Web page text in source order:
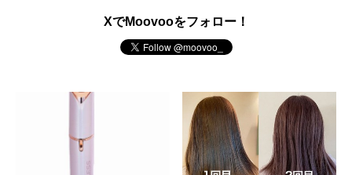
XでMoovooをフォロー！